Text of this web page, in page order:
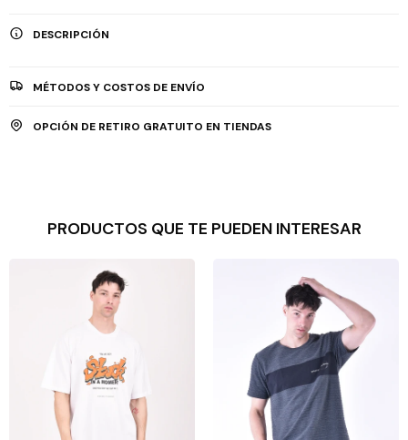
DESCRIPCIÓN
MÉTODOS Y COSTOS DE ENVÍO
OPCIÓN DE RETIRO GRATUITO EN TIENDAS
PRODUCTOS QUE TE PUEDEN INTERESAR